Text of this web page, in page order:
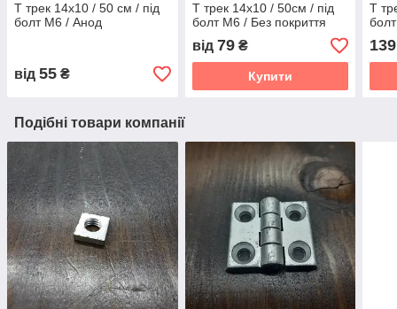
Т трек 14х10 / 50 см / під
болт М6 / Анод
від 55 ₴
Т трек 14х10 / 50см / під
болт М6 / Без покриття
від 79₴
Купити
Т
139
Подібні товари компанії